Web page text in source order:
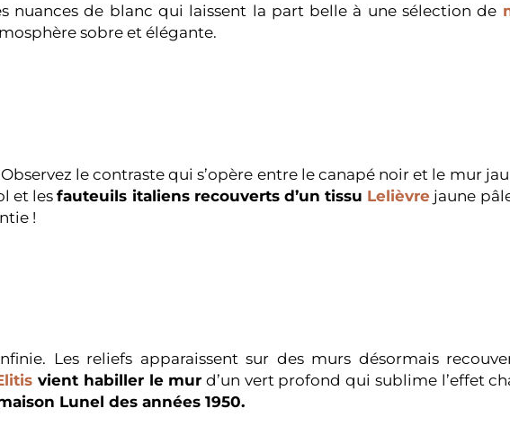
nuances de blanc qui laissent la part belle à une sélection de
sobre et élégante.
le contraste qui s’opère entre le canapé noir et le mur
et lesfauteuils italiens recouverts d’un tissu Lelièvre jaune
!
Les reliefs apparaissent sur des murs désormais
vient habiller le mur d’un vert profond qui sublime l’effet
Lunel des années 1950.